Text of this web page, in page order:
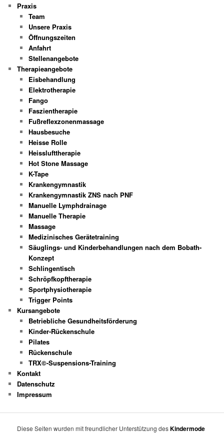
Praxis
Team
Unsere Praxis
Öffnungszeiten
Anfahrt
Stellenangebote
Therapieangebote
Eisbehandlung
Elektrotherapie
Fango
Faszientherapie
Fußreflexzonenmassage
Hausbesuche
Heisse Rolle
Heisslufttherapie
Hot Stone Massage
K-Tape
Krankengymnastik
Krankengymnastik ZNS nach PNF
Manuelle Lymphdrainage
Manuelle Therapie
Massage
Medizinisches Gerätetraining
Säuglings- und Kinderbehandlungen nach dem Bobath-
Konzept
Schlingentisch
Schröpfkopftherapie
Sportphysiotherapie
Trigger Points
Kursangebote
Betriebliche Gesundheitsförderung
Kinder-Rückenschule
Pilates
Rückenschule
TRX©-Suspensions-Training
Kontakt
Datenschutz
Impressum
Diese Seiten wurden mit freundlicher Unterstützung desKindermode